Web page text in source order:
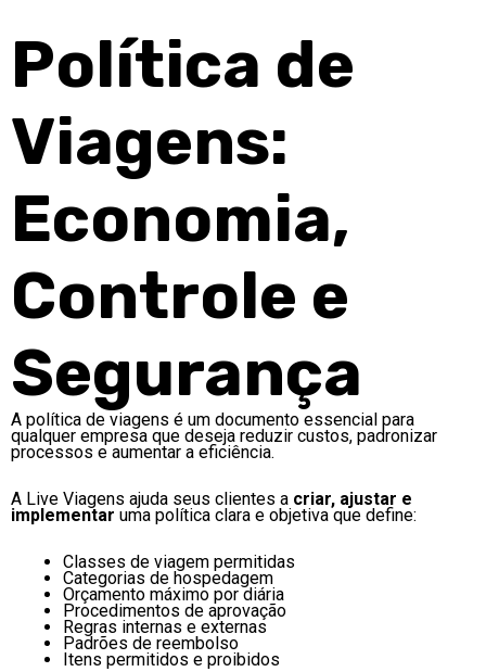
Política de
Viagens:
Economia,
Controle e
Segurança
A política de viagens é um documento essencial para
qualquer empresa que deseja reduzir custos, padronizar
processos e aumentar a eficiência.
A Live Viagens ajuda seus clientes a criar, ajustar e
implementar uma política clara e objetiva que define:
Classes de viagem permitidas
Categorias de hospedagem
Orçamento máximo por diária
Procedimentos de aprovação
Regras internas e externas
Padrões de reembolso
Itens permitidos e proibidos